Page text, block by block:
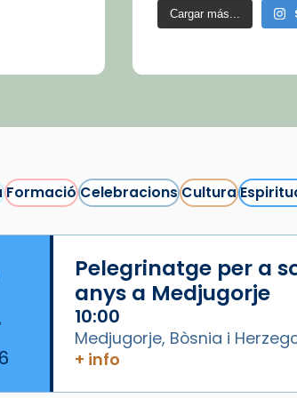
Cargar más...
FormacióCelebracionsCultura
Pelegrinatge per a
anys a Medjugorje
10:00
Medjugorje, Bòsnia i
+ info